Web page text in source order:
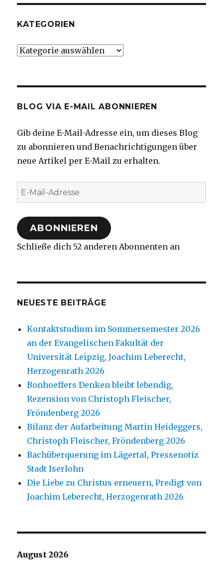
KATEGORIEN
Kategorien
BLOG VIA E-MAIL ABONNIEREN
Gib deine E-Mail-Adresse ein, um dieses Blog
zu abonnieren und Benachrichtigungen über
neue Artikel per E-Mail zu erhalten.
E-
Mail-
Adresse
ABONNIEREN
Schließe dich 52 anderen Abonnenten an
NEUESTE BEITRÄGE
Kontaktstudium im Sommersemester 2026
an der Evangelischen Fakultät der
Universität Leipzig, Joachim Leberecht,
Herzogenrath 2026
Bonhoeffers Denken bleibt lebendig,
Rezension von Christoph Fleischer,
Fröndenberg 2026
Bilanz der Aufarbeitung Martin Heideggers,
Christoph Fleischer, Fröndenberg 2026
Bachüberquerung im Lägertal, Pressenotiz
Stadt Iserlohn
Die Liebe zu Christus erneuern, Predigt von
Joachim Leberecht, Herzogenrath 2026
August 2026